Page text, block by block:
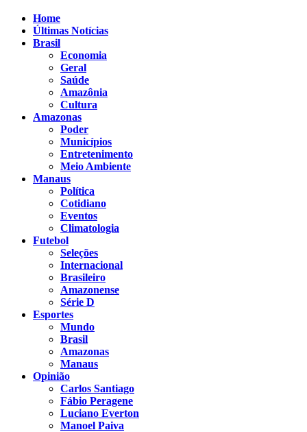
Home
Últimas Notícias
Brasil
Economia
Geral
Saúde
Amazônia
Cultura
Amazonas
Poder
Municípios
Entretenimento
Meio Ambiente
Manaus
Política
Cotidiano
Eventos
Climatologia
Futebol
Seleções
Internacional
Brasileiro
Amazonense
Série D
Esportes
Mundo
Brasil
Amazonas
Manaus
Opinião
Carlos Santiago
Fábio Peragene
Luciano Everton
Manoel Paiva